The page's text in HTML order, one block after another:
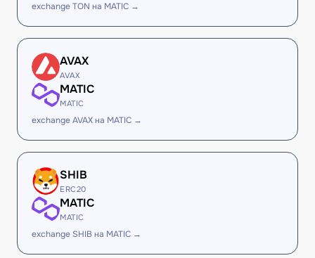
exchange TON на MATIC →
AVAX
AVAX
MATIC
MATIC
exchange AVAX на MATIC →
SHIB
ERC20
MATIC
MATIC
exchange SHIB на MATIC →